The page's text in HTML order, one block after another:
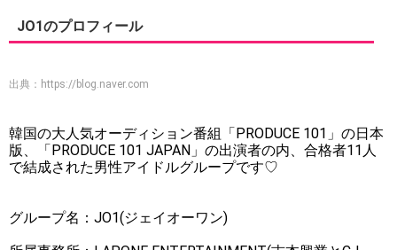
JO1のプロフィール
出典： https://blog.naver.com
韓国の大人気オーディション番組「PRODUCE 101」の日本
版、「PRODUCE 101 JAPAN」の出演者の内、合格者11人
で結成された男性アイドルグループです♡
グループ名：JO1(ジェイオーワン)